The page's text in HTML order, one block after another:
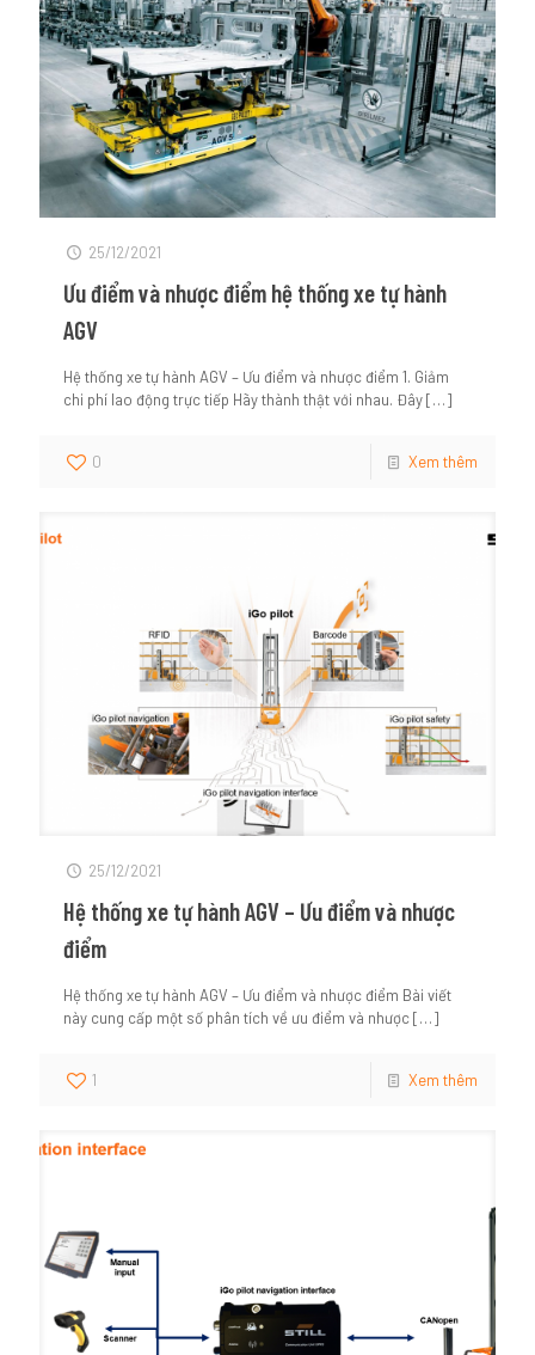
25/12/2021
Ưu điểm và nhược điểm hệ thống xe tự hành
AGV
Hệ thống xe tự hành AGV – Ưu điểm và nhược điểm 1. Giảm
chi phí lao động trực tiếp Hãy thành thật với nhau. Đây[…]
0 Xem thêm
25/12/2021
Hệ thống xe tự hành AGV – Ưu điểm và nhược
điểm
Hệ thống xe tự hành AGV – Ưu điểm và nhược điểm Bài viết
này cung cấp một số phân tích về ưu điểm và nhược[…]
1 Xem thêm